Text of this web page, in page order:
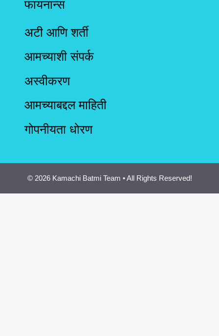
फायनान्स
अटी आणि शर्ती
आमच्याशी संपर्क
अस्वीकरण
आमच्याबद्दल माहिती
गोपनीयता धोरण
© 2026 Kamachi Batmi Team • All Rights Reserved!